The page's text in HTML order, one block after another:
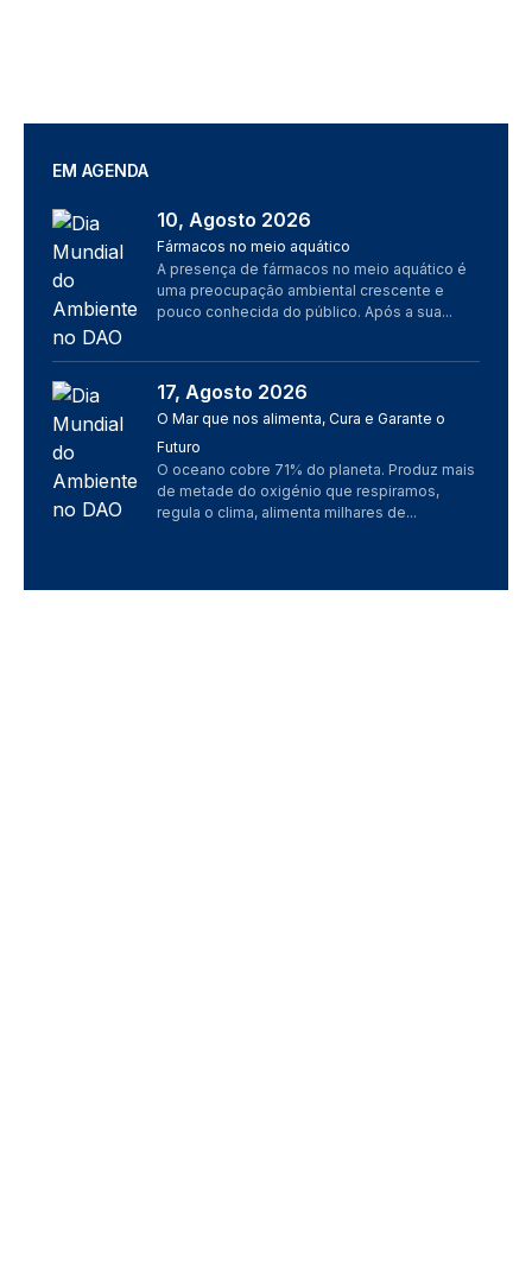
EM AGENDA
Imagem 10, Agosto 2026
Fármacos no meio aquático
A presença de fármacos no meio aquático é
uma preocupação ambiental crescente e
pouco conhecida do público. Após a sua...
Imagem 17, Agosto 2026
O Mar que nos alimenta, Cura e Garante o
Futuro
O oceano cobre 71% do planeta. Produz mais
de metade do oxigénio que respiramos,
regula o clima, alimenta milhares de...